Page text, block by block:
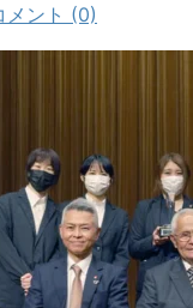
メント (0)